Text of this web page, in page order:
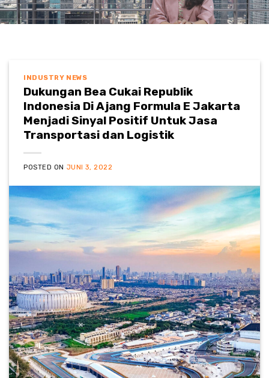
INDUSTRY NEWS
Dukungan Bea Cukai Republik
Indonesia Di Ajang Formula E Jakarta
Menjadi Sinyal Positif Untuk Jasa
Transportasi dan Logistik
POSTED ON JUNI 3, 2022